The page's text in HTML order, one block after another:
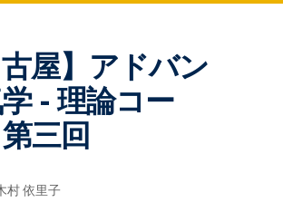
古屋】アドバン
- 理論コー
三回
村 依里子